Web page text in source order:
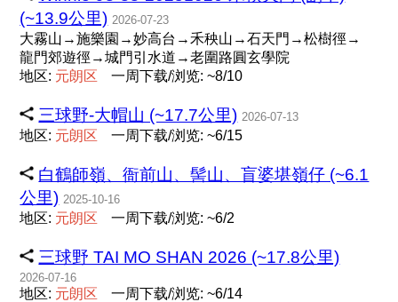
(~13.9公里) 2026-07-23
大霧山→施樂園→妙高台→禾秧山→石天門→松樹徑→
龍門郊遊徑→城門引水道→老圍路圓玄學院
地区: 元朗 区 一周下载/浏览: ~8/10
三球野-大帽山 (~17.7公里) 2026-07-13
地区: 元朗 区 一周下载/浏览: ~6/15
白鶴師嶺、衙前山、髻山、盲婆堪嶺仔 (~6.1
公里) 2025-10-16
地区: 元朗 区 一周下载/浏览: ~6/2
三球野 TAI MO SHAN 2026 (~17.8公里)
2026-07-16
地区: 元朗 区 一周下载/浏览: ~6/14